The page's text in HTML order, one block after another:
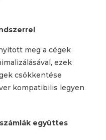
meg a cégek
ezek
csökkentése
kompatibilis legyen
együttes